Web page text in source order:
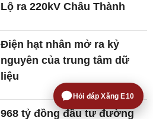
Lộ ra 220kV Châu Thành
Điện hạt nhân mở ra kỷ
nguyên của trung tâm dữ
liệu
968 tỷ đồng đầu tư đường
Hỏi đáp Xăng E10